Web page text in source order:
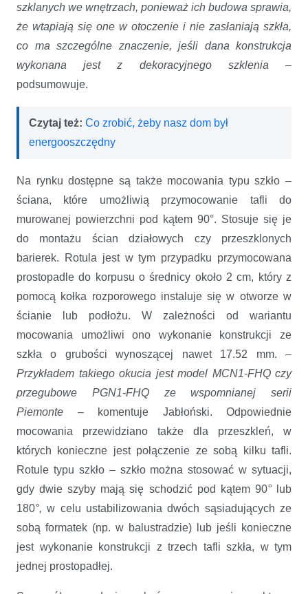
szklanych we wnętrzach, ponieważ ich budowa sprawia,
że wtapiają się one w otoczenie i nie zasłaniają szkła,
co ma szczególne znaczenie, jeśli dana konstrukcja
wykonana jest z dekoracyjnego szklenia –
podsumowuje.
Czytaj też: Co zrobić, żeby nasz dom był
energooszczędny
Na rynku dostępne są także mocowania typu szkło –
ściana, które umożliwią przymocowanie tafli do
murowanej powierzchni pod kątem 90°. Stosuje się je
do montażu ścian działowych czy przeszklonych
barierek. Rotula jest w tym przypadku przymocowana
prostopadle do korpusu o średnicy około 2 cm, który z
pomocą kołka rozporowego instaluje się w otworze w
ścianie lub podłożu. W zależności od wariantu
mocowania umożliwi ono wykonanie konstrukcji ze
szkła o grubości wynoszącej nawet 17.52 mm. –
Przykładem takiego okucia jest model MCN1-FHQ czy
przegubowe PGN1-FHQ ze wspomnianej serii
Piemonte – komentuje Jabłoński. Odpowiednie
mocowania przewidziano także dla przeszkleń, w
których konieczne jest połączenie ze sobą kilku tafli.
Rotule typu szkło – szkło można stosować w sytuacji,
gdy dwie szyby mają się schodzić pod kątem 90°
lub
180°,w celu ustabilizowania dwóch sąsiadujących ze
sobą formatek (np. w balustradzie) lub jeśli konieczne
jest wykonanie konstrukcji z trzech tafli szkła, w tym
jednej prostopadłej.